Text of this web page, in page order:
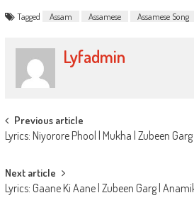
Tagged Assam Assamese Assamese Song
Lyfadmin
Post
navigation
Previous article
Lyrics: Niyorore Phool | Mukha | Zubeen
Next article
Lyrics: Gaane Ki Aane | Zubeen Garg |